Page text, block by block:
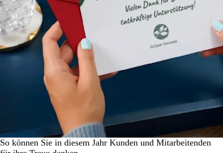
So können Sie in diesem Jahr Kunden und Mitarbeitenden